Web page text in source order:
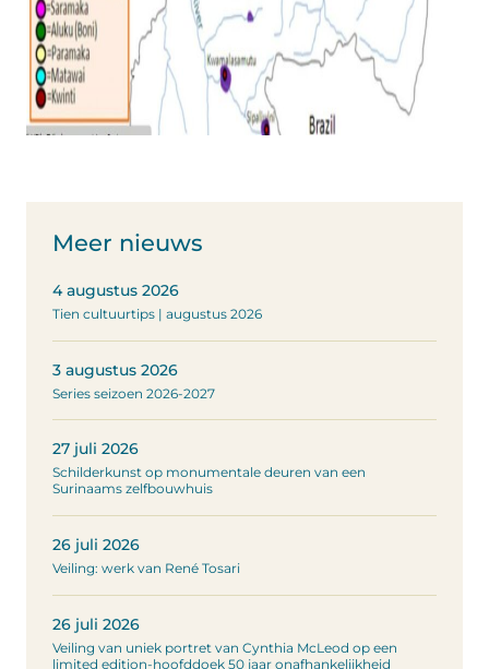
Meer nieuws
4 augustus 2026
Tien cultuurtips | augustus 2026
3 augustus 2026
Series seizoen 2026-2027
27 juli 2026
Schilderkunst op monumentale deuren van een
Surinaams zelfbouwhuis
26 juli 2026
Veiling: werk van René Tosari
26 juli 2026
Veiling van uniek portret van Cynthia McLeod op een
limited edition-hoofddoek 50 jaar onafhankelijkheid